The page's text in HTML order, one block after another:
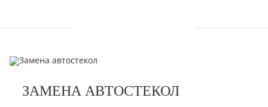
ЗАМЕНА АВТОСТЕКОЛ